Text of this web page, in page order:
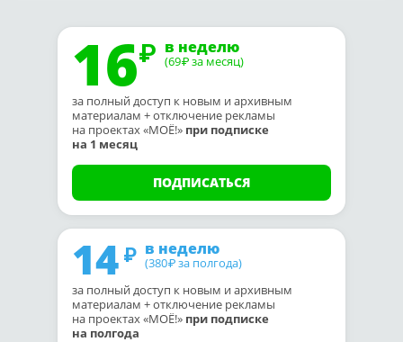
16 в неделю
(69₽ за месяц)
за полный доступ к новым и архивным
материалам + отключение рекламы
на проектах «МОЁ!» при подписке
на 1 месяц
ПОДПИСАТЬСЯ
14 в неделю
(380₽ за полгода)
за полный доступ к новым и архивным
материалам + отключение рекламы
на проектах «МОЁ!» при подписке
на полгода